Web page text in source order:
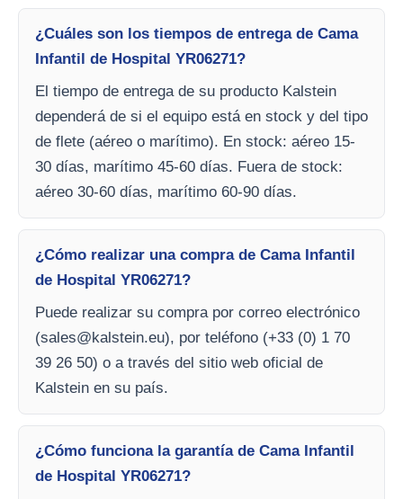
¿Cuáles son los tiempos de entrega de Cama
Infantil de Hospital YR06271?
El tiempo de entrega de su producto Kalstein
dependerá de si el equipo está en stock y del tipo
de flete (aéreo o marítimo). En stock: aéreo 15-
30 días, marítimo 45-60 días. Fuera de stock:
aéreo 30-60 días, marítimo 60-90 días.
¿Cómo realizar una compra de Cama Infantil
de Hospital YR06271?
Puede realizar su compra por correo electrónico
(sales@kalstein.eu), por teléfono (+33 (0) 1 70
39 26 50) o a través del sitio web oficial de
Kalstein en su país.
¿Cómo funciona la garantía de Cama Infantil
de Hospital YR06271?